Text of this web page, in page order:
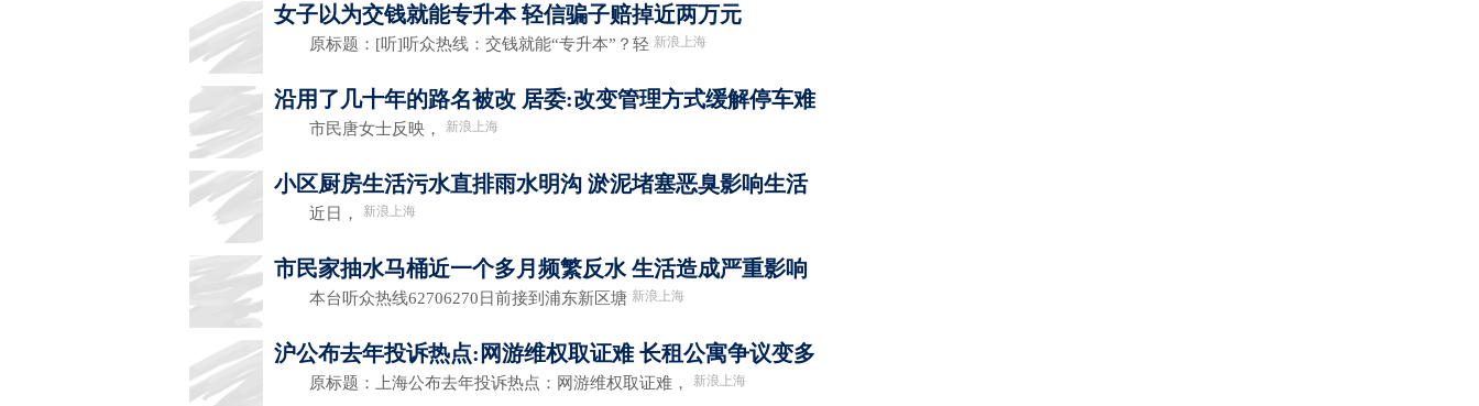
女子以为交钱就能专升本 轻信骗子赔掉近两万元
原标题：[听]听众热线：交钱就能“专升本”？轻 新浪上海
沿用了几十年的路名被改 居委:改变管理方式缓解停车难
市民唐女士反映， 新浪上海
小区厨房生活污水直排雨水明沟 淤泥堵塞恶臭影响生活
近日， 新浪上海
市民家抽水马桶近一个多月频繁反水 生活造成严重影响
本台听众热线62706270日前接到浦东新区塘 新浪上海
沪公布去年投诉热点:网游维权取证难 长租公寓争议变多
原标题：上海公布去年投诉热点：网游维权取证难， 新浪上海